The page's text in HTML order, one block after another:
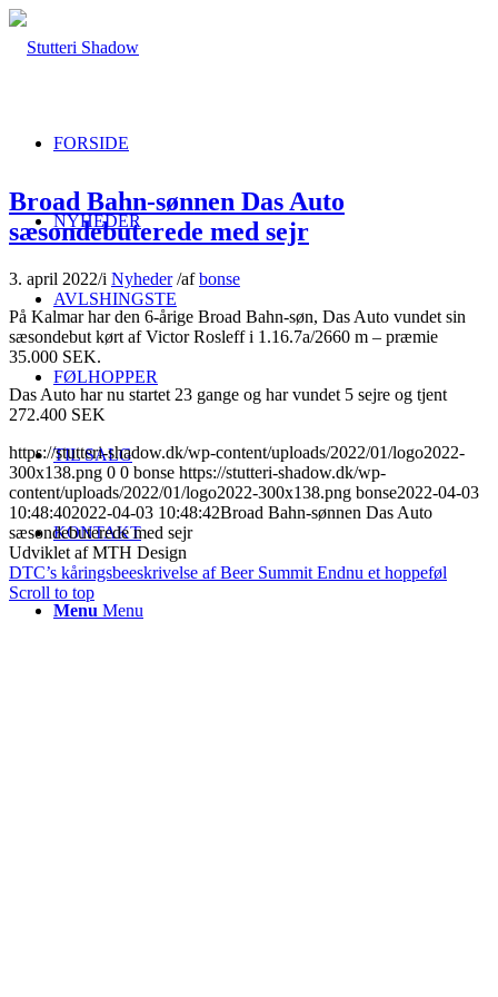
FORSIDE
NYHEDER
AVLSHINGSTE
FØLHOPPER
TIL SALG
KONTAKT
Menu Menu
Broad Bahn-sønnen Das Auto
sæsondebuterede med sejr
3. april 2022/i Nyheder /afbonse
På Kalmar har den 6-årige Broad Bahn-søn, Das Auto vundet sin
sæsondebut kørt af Victor Rosleff i 1.16.7a/2660 m – præmie
35.000 SEK.
Das Auto har nu startet 23 gange og har vundet 5 sejre og tjent
272.400 SEK
https://stutteri-shadow.dk/wp-content/uploads/2022/01/logo2022-
300x138.png 0 0 bonse https://stutteri-shadow.dk/wp-
content/uploads/2022/01/logo2022-300x138.png bonse2022-04-03
10:48:402022-04-03 10:48:42Broad Bahn-sønnen Das Auto
sæsondebuterede med sejr
Udviklet af MTH Design
DTC’s kåringsbeeskrivelse af Beer Summit Endnu et hoppeføl
Scroll to top